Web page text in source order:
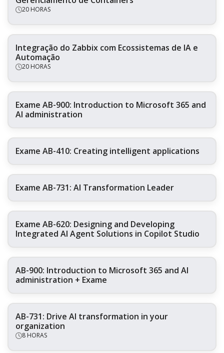
20 HORAS
Integração do Zabbix com Ecossistemas de IA e
Automação
20 HORAS
Exame AB-900: Introduction to Microsoft 365 and
AI administration
Exame AB-410: Creating intelligent applications
Exame AB-731: AI Transformation Leader
Exame AB-620: Designing and Developing
Integrated AI Agent Solutions in Copilot Studio
AB-900: Introduction to Microsoft 365 and AI
administration + Exame
AB-731: Drive AI transformation in your
organization
8 HORAS